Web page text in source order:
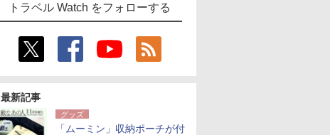
トラベル Watch をフォローする
最新記事
グッズ
「ムーミン」収納ポーチが付